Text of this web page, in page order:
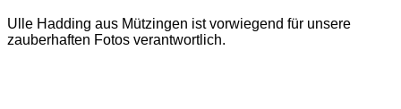
Ulle Hadding aus Mützingen ist vorwiegend für unsere
zauberhaften Fotos verantwortlich.